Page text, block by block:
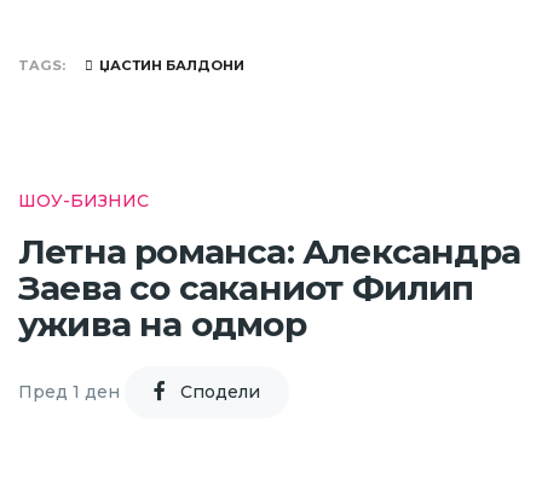
TAGS ЏАСТИН БАЛДОНИ
ШОУ-БИЗНИС
Летна романса: Александра
Заева со саканиот Филип
ужива на одмор
Пред 1 ден Cподели